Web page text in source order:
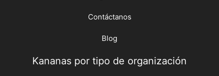
Contáctanos
Blog
Kananas por tipo de organización